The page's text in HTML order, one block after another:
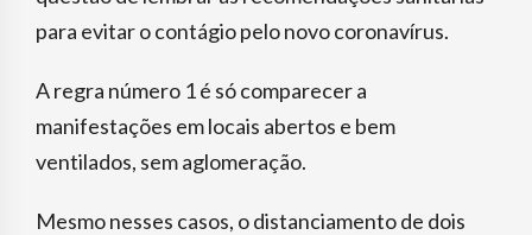
para evitar o contágio pelo novo coronavírus.
A regra número 1 é só comparecer a
manifestações em locais abertos e bem
ventilados, sem aglomeração.
Mesmo nesses casos, o distanciamento de dois